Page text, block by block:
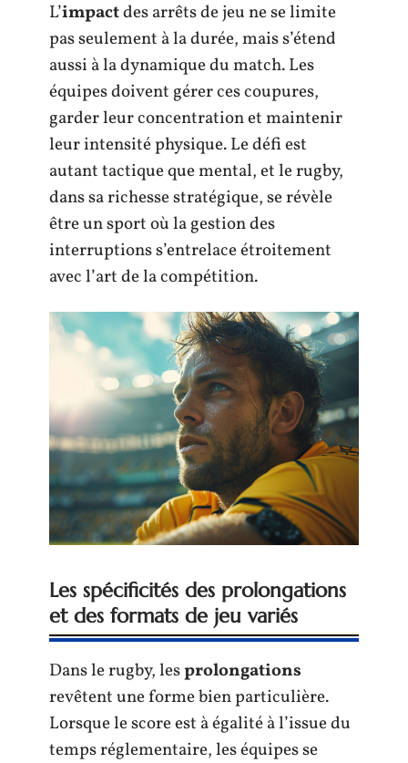
L’impactdes arrêts de jeu ne se limite
pas seulement à la durée, mais s’étend
aussi à la dynamique du match. Les
équipes doivent gérer ces coupures,
garder leur concentration et maintenir
leur intensité physique. Le défi est
autant tactique que mental, et le rugby,
dans sa richesse stratégique, se révèle
être un sport où la gestion des
interruptions s’entrelace étroitement
avec l’art de la compétition.
Les spécificités des prolongations
et des formats de jeu variés
Dans le rugby, lesprolongations
revêtent une forme bien particulière.
Lorsque le score est à égalité à l’issue du
temps réglementaire, les équipes se